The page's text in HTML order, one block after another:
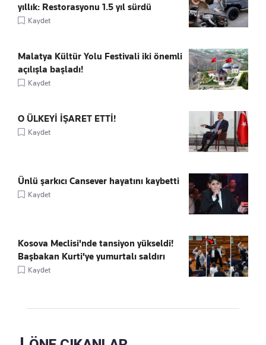
yıllık: Restorasyonu 1.5 yıl sürdü
Kaydet
Malatya Kültür Yolu Festivali iki önemli
açılışla başladı!
Kaydet
O ÜLKEYİ İŞARET ETTİ!
Kaydet
Ünlü şarkıcı Cansever hayatını kaybetti
Kaydet
Kosova Meclisi'nde tansiyon yükseldi!
Başbakan Kurti'ye yumurtalı saldırı
Kaydet